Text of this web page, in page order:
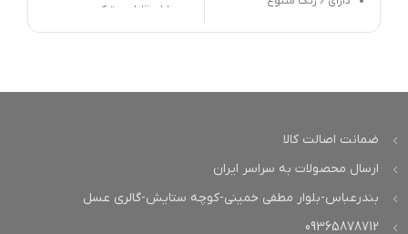
دارای قابلیت ترکیب
قابل استفاده حرفه ای و
ضمانت اصالت کالا
ارسال محصولات به سراسر ایران
بندرعباس-بلوار مطفی خمینی-کوچه ستایش-گالری عسل
09365878712